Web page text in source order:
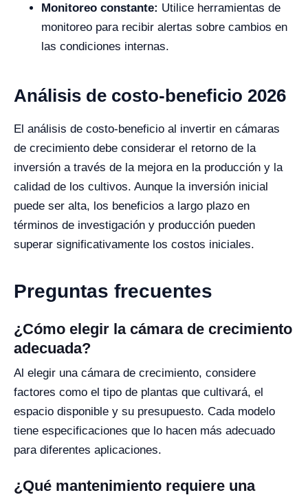
Monitoreo constante: Utilice herramientas de
monitoreo para recibir alertas sobre cambios en
las condiciones internas.
Análisis de costo-beneficio 2026
El análisis de costo-beneficio al invertir en cámaras
de crecimiento debe considerar el retorno de la
inversión a través de la mejora en la producción y la
calidad de los cultivos. Aunque la inversión inicial
puede ser alta, los beneficios a largo plazo en
términos de investigación y producción pueden
superar significativamente los costos iniciales.
Preguntas frecuentes
¿Cómo elegir la cámara de crecimiento
adecuada?
Al elegir una cámara de crecimiento, considere
factores como el tipo de plantas que cultivará, el
espacio disponible y su presupuesto. Cada modelo
tiene especificaciones que lo hacen más adecuado
para diferentes aplicaciones.
¿Qué mantenimiento requiere una